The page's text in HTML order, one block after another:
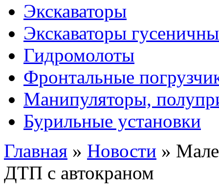
Экскаваторы
Экскаваторы
Гидромолоты
Фронтальные
Манипуляторы,
Бурильные установки
Главная » Новости »
ДТП с автокраном